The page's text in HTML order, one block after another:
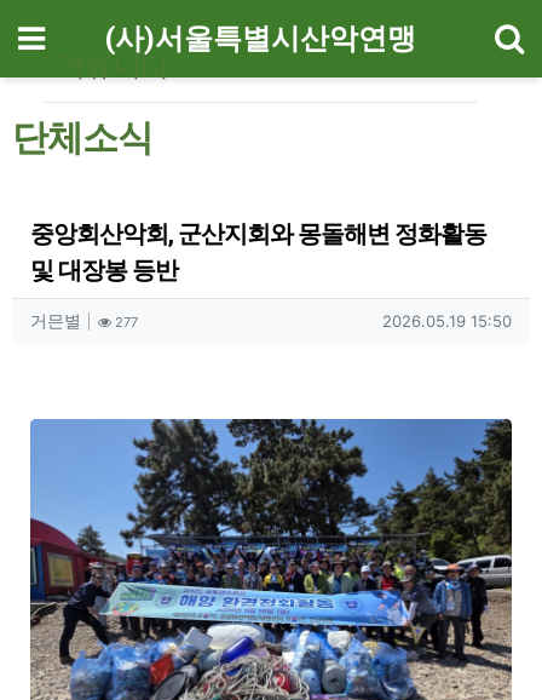
메뉴 (사)서울특별시산악연맹
커뮤니티
단체소식
중앙회산악회, 군산지회와 몽돌해변 정화활동
및 대장봉 등반
작성자 정보
거믄별 작성277조회 작성일
2026.05.19 15:50
본문